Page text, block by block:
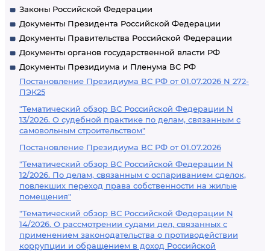
Законы Российской Федерации
Документы Президента Российской Федерации
Документы Правительства Российской Федерации
Документы органов государственной власти РФ
Документы Президиума и Пленума ВС РФ
Постановление Президиума ВС РФ от 01.07.2026 N 272-
ПЭК25
"Тематический обзор ВС Российской Федерации N
13/2026. О судебной практике по делам, связанным с
самовольным строительством"
Постановление Президиума ВС РФ от 01.07.2026
"Тематический обзор ВС Российской Федерации N
12/2026. По делам, связанным с оспариванием сделок,
повлекших переход права собственности на жилые
помещения"
"Тематический обзор ВС Российской Федерации N
14/2026. О рассмотрении судами дел, связанных с
применением законодательства о противодействии
коррупции и обращением в доход Российской